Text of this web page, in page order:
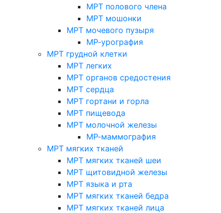
МРТ полового члена
МРТ мошонки
МРТ мочевого пузыря
МР-урография
МРТ грудной клетки
МРТ легких
МРТ органов средостения
МРТ сердца
МРТ гортани и горла
МРТ пищевода
МРТ молочной железы
МР-маммография
МРТ мягких тканей
МРТ мягких тканей шеи
МРТ щитовидной железы
МРТ языка и рта
МРТ мягких тканей бедра
МРТ мягких тканей лица